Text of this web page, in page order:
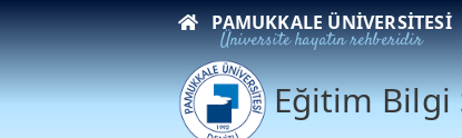
PAMUKKALE ÜNIVERSITESI
Üniversite hayatın rehberidir
Eğitim Bilgi